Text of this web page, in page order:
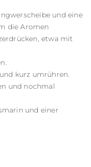
und eine
die Aromen
etwa mit
kurz umrühren.
und nochmal
und einer